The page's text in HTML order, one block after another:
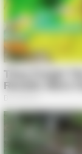
Adam Lambert,
Words